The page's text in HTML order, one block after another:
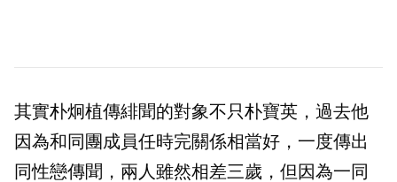
其實朴炯植傳緋聞的對象不只朴寶英，過去他
因為和同團成員任時完關係相當好，一度傳出
同性戀傳聞，兩人雖然相差三歲，但因為一同